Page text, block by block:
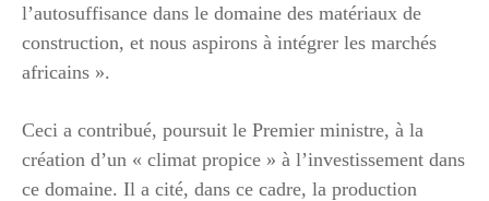
l’autosuffisance dans le domaine des matériaux de
construction, et nous aspirons à intégrer les marchés
africains ».
Ceci a contribué, poursuit le Premier ministre, à la
création d’un « climat propice » à l’investissement dans
ce domaine. Il a cité, dans ce cadre, la production